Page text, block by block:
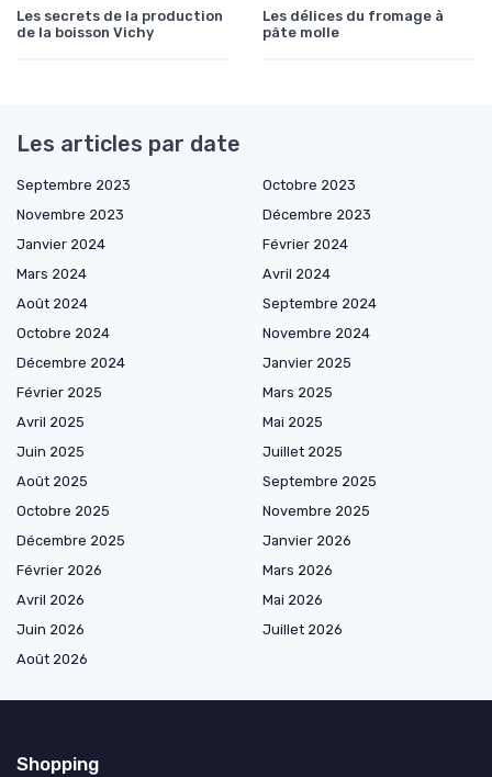
Les secrets de la production
de la boisson Vichy
Les délices du fromage à
pâte molle
Les articles par date
Septembre 2023
Octobre 2023
Novembre 2023
Décembre 2023
Janvier 2024
Février 2024
Mars 2024
Avril 2024
Août 2024
Septembre 2024
Octobre 2024
Novembre 2024
Décembre 2024
Janvier 2025
Février 2025
Mars 2025
Avril 2025
Mai 2025
Juin 2025
Juillet 2025
Août 2025
Septembre 2025
Octobre 2025
Novembre 2025
Décembre 2025
Janvier 2026
Février 2026
Mars 2026
Avril 2026
Mai 2026
Juin 2026
Juillet 2026
Août 2026
Shopping